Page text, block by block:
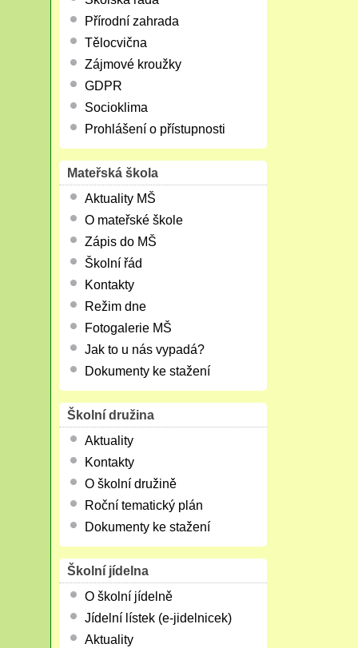
Přírodní zahrada
Tělocvična
Zájmové kroužky
GDPR
Socioklima
Prohlášení o přístupnosti
Mateřská škola
Aktuality MŠ
O mateřské škole
Zápis do MŠ
Školní řád
Kontakty
Režim dne
Fotogalerie MŠ
Jak to u nás vypadá?
Dokumenty ke stažení
Školní družina
Aktuality
Kontakty
O školní družině
Roční tematický plán
Dokumenty ke stažení
Školní jídelna
O školní jídelně
Jídelní lístek (e-jidelnicek)
Aktuality